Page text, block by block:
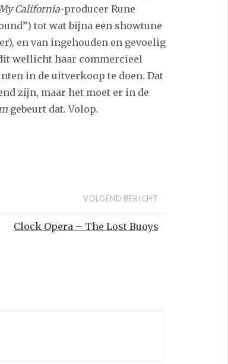
California-producer Rune
tot wat bijna een showtune
en van ingehouden en gevoelig
wellicht haar commercieel
in de uitverkoop te doen. Dat
zijn, maar het moet er in de
gebeurt dat. Volop.
VOLGEND BERICHT
Clock Opera – The Lost Buoys